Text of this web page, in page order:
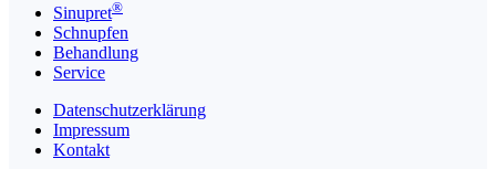
Sinupret®
Schnupfen
Behandlung
Service
Datenschutzerklärung
Impressum
Kontakt